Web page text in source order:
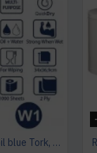
Rola industriala servoil blue Tork, 340 m